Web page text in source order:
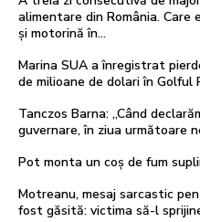
alimentare din România.
și motorină în...
Marina SUA a înregistrat
de milioane de dolari în Golful
Tanczos Barna: „Când
guvernare, în ziua următoare
Pot monta un coș de fum
Motreanu, mesaj sarcastic
fost găsită: victima să-l